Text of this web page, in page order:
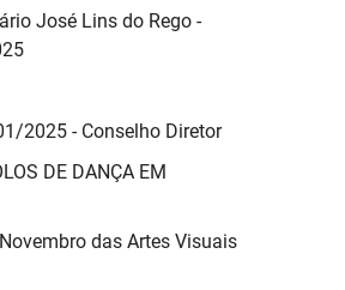
José Lins do Rego -
2025 - Conselho Diretor
DE DANÇA EM
das Artes Visuais